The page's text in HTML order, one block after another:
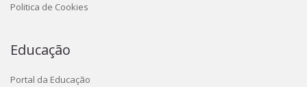
Politica de Cookies
Educação
Portal da Educação